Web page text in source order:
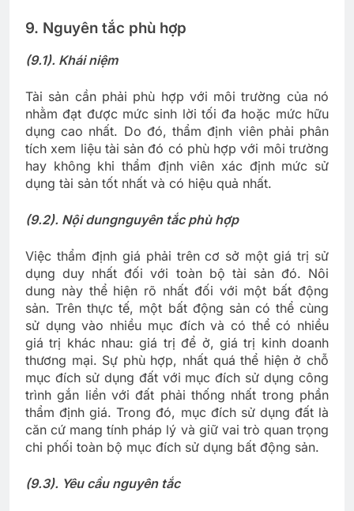
9. Nguyên tắc phù hợp
(9.1). Khái niệm
Tài sản cần phải phù hợp với môi trường của nó
nhằm đạt được mức sinh lời tối đa hoặc mức hữu
dụng cao nhất. Do đó, thẩm định viên phải phân
tích xem liệu tài sản đó có phù hợp với môi trường
hay không khi thẩm định viên xác định mức sử
dụng tài sản tốt nhất và có hiệu quả nhất.
(9.2). Nội dungnguyên tắc phù hợp
Việc thẩm định giá phải trên cơ sở một giá trị sử
dụng duy nhất đối với toàn bộ tài sản đó. Nôi
dung này thể hiện rõ nhất đối với một bất động
sản. Trên thực tế, một bất động sản có thể cùng
sử dụng vào nhiều mục đích và có thể có nhiều
giá trị khác nhau: giá trị để ở, giá trị kinh doanh
thương mại. Sự phù hợp, nhất quá thể hiện ở chỗ
mục đích sử dụng đất với mục đích sử dụng công
trình gắn liền với đất phải thống nhất trong phần
thẩm định giá. Trong đó, mục đích sử dụng đất là
căn cứ mang tính pháp lý và giữ vai trò quan trọng
chi phối toàn bộ mục đích sử dụng bất động sản.
(9.3). Yêu cầu nguyên tắc